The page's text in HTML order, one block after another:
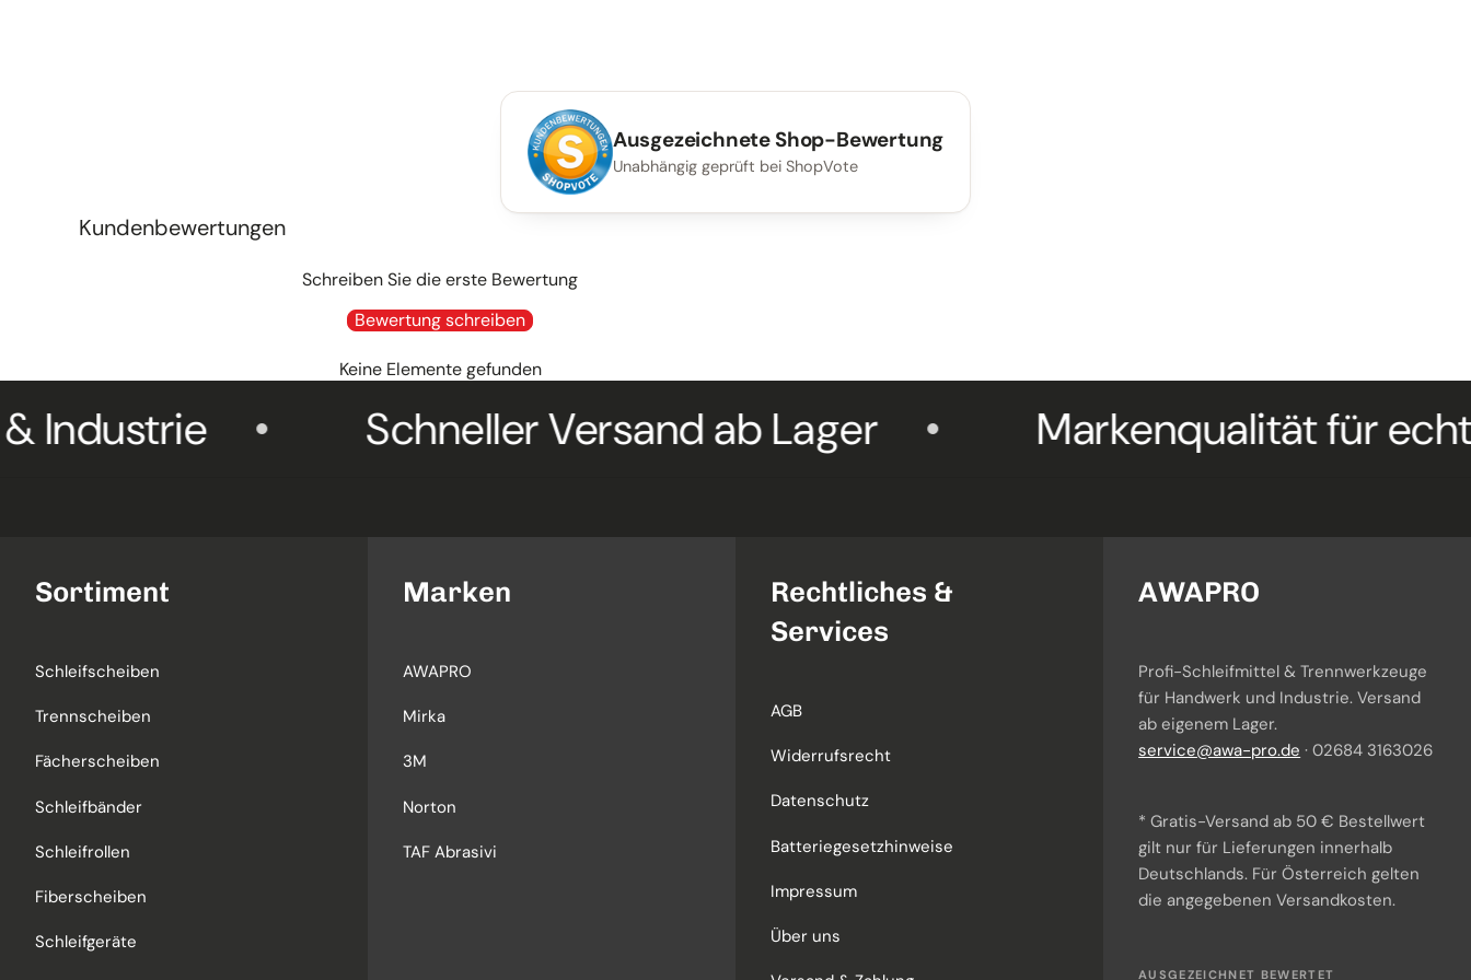
Ausgezeichnete Shop-Bewertung
Unabhängig geprüft bei ShopVote
Kundenbewertungen
Schreiben Sie die erste Bewertung
Bewertung schreiben
Keine Elemente gefunden
Schneller Versand ab Lager Markenqualität für echte
Sortiment
Schleifscheiben
Trennscheiben
Fächerscheiben
Schleifbänder
Schleifrollen
Fiberscheiben
Schleifgeräte
Marken
AWAPRO
Mirka
3M
Norton
TAF Abrasivi
Rechtliches &
Services
AGB
Widerrufsrecht
Datenschutz
Batteriegesetzhinweise
Impressum
Über uns
AWAPRO
Profi-Schleifmittel & Trennwerkzeuge
für Handwerk und Industrie. Versand
ab eigenem Lager.
service@awa-pro.de · 02684 3163026
* Gratis-Versand ab 50 € Bestellwert
gilt nur für Lieferungen innerhalb
Deutschlands. Für Österreich gelten
die angegebenen Versandkosten.
AUSGEZEICHNET BEWERTET
· KI-Berater
Ich helfe dir bei Produktauswahl & Anwendung.